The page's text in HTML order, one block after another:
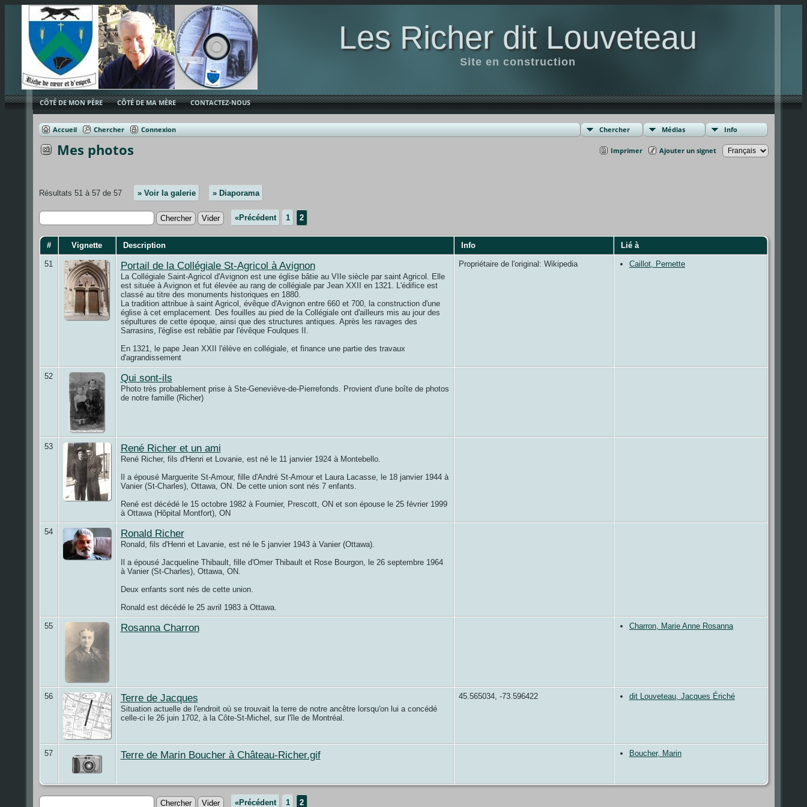
Les Richer dit Louveteau
Site en construction
CÔTÉ DE MON PÈRE CÔTÉ DE MA MÈRE CONTACTEZ-NOUS
Chercher Médias Info
Accueil Chercher Connexion
Imprimer Ajouter un signet
Mes photos
Résultats 51 à 57 de 57 » Voir la galerie » Diaporama
«Précédent 1 2
# Vignette Description Info Lié à
51 Portail de la Collégiale St-Agricol à Avignon
La Collégiale Saint-Agricol d'Avignon est une église bâtie au VIIe siècle par saint Agricol. Elle
est située à Avignon et fut élevée au rang de collégiale par Jean XXII en 1321. L'édifice est
classé au titre des monuments historiques en 1880.
La tradition attribue à saint Agricol, évêque d'Avignon entre 660 et 700, la construction d'une
église à cet emplacement. Des fouilles au pied de la Collégiale ont d'ailleurs mis au jour des
sépultures de cette époque, ainsi que des structures antiques. Après les ravages des
Sarrasins, l'église est rebâtie par l'évêque Foulques II.
En 1321, le pape Jean XXII l'élève en collégiale, et finance une partie des travaux
d'agrandissement
Propriétaire de l'original: Wikipedia Caillot, Pernette
52 Qui sont-ils
Photo très probablement prise à Ste-Geneviève-de-Pierrefonds. Provient d'une boîte de photos
de notre famille (Richer)
53 René Richer et un ami
René Richer, fils d'Henri et Lovanie, est né le 11 janvier 1924 à Montebello.
Il a épousé Marguerite St-Amour, fille d'André St-Amour et Laura Lacasse, le 18 janvier 1944 à
Vanier (St-Charles), Ottawa, ON. De cette union sont nés 7 enfants.
René est décédé le 15 octobre 1982 à Fournier, Prescott, ON et son épouse le 25 février 1999
à Ottawa (Hôpital Montfort), ON
54 Ronald Richer
Ronald, fils d'Henri et Lavanie, est né le 5 janvier 1943 à Vanier (Ottawa).
Il a épousé Jacqueline Thibault, fille d'Omer Thibault et Rose Bourgon, le 26 septembre 1964
à Vanier (St-Charles), Ottawa, ON.
Deux enfants sont nés de cette union.
Ronald est décédé le 25 avril 1983 à Ottawa.
55 Rosanna Charron Charron, Marie Anne Rosanna
56 Terre de Jacques
Situation actuelle de l'endroit où se trouvait la terre de notre ancêtre lorsqu'on lui a concédé
celle-ci le 26 juin 1702, à la Côte-St-Michel, sur l'île de Montréal.
45.565034, -73.596422 dit Louveteau, Jacques Ériché
57 Terre de Marin Boucher à Château-Richer.gif Boucher, Marin
«Précédent 1 2